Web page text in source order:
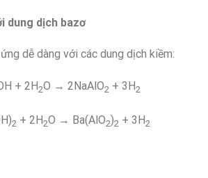
dung dịch bazơ
dễ dàng với các dung dịch kiềm:
+ 2H2O → 2NaAlO2 + 3H2
2 + 2H2O → Ba(AlO2)2 + 3H2